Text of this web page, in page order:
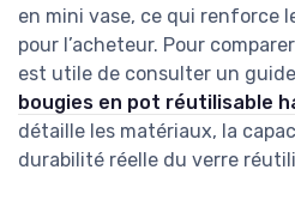
en mini vase, ce qui renforce
pour l’acheteur. Pour
est utile de consulter un
bougies en pot réutilisable
détaille les matériaux, la
durabilité réelle du verre